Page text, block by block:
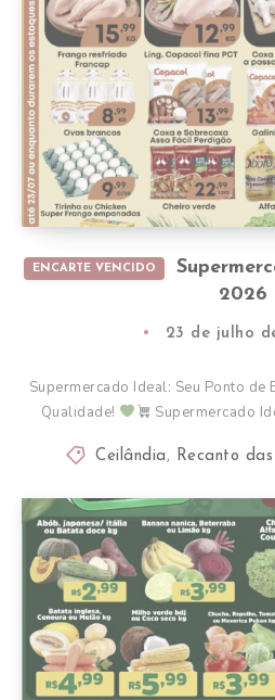
ENCARTE VENCIDO
2026
23 de julho
Supermercado Ideal: Seu Ponto de
Qualidade!
Supermercado
Ceilândia , Recanto